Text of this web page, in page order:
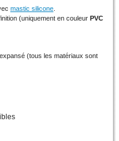
mastic silicone
(uniquement en couleur PVC
(tous les matériaux sont